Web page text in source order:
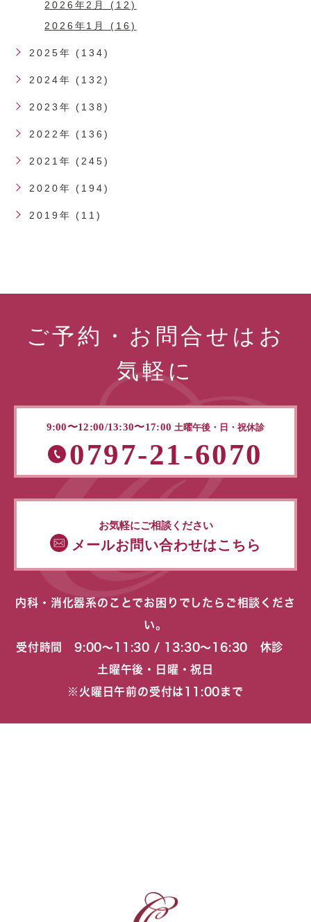
2026年2月 (12)
2026年1月 (16)
2025年 (134)
2024年 (132)
2023年 (138)
2022年 (136)
2021年 (245)
2020年 (194)
2019年 (11)
ご予約・お問合せはお
気軽に
9:00〜12:00/13:30〜17:00 土曜午後・日・祝休診
0797-21-6070
お気軽にご相談ください
メールお問い合わせはこちら
内科・消化器系のことでお困りでしたらご相談くださ
い。
受付時間 9:00〜11:30 / 13:30〜16:30 休診
土曜午後・日曜・祝日
※火曜日午前の受付は11:00まで